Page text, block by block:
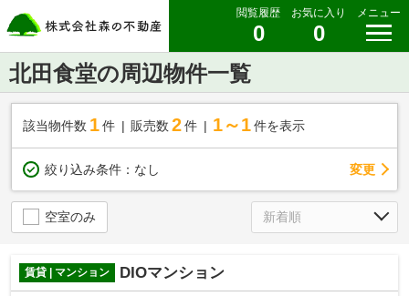
閲覧履歴
0
お気に入り
0
メニュー
北田食堂の周辺物件一覧
該当物件数 1件 販売数 2 件 1～1 件を表示
絞り込み条件： なし 変更
空室のみ
賃貸 | マンション DIOマンション